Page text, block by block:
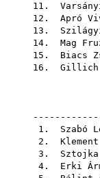
11.
12. Apró
13.
14. Mag
15. Biacs
16. Gillich
1. Szabó
2.
3.
4. Erki